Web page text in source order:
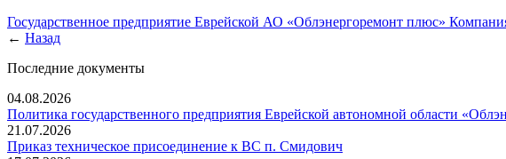
Государственное предприятие Еврейской АО «Облэнергоремонт плюс»
← Назад
Последние документы
04.08.2026
Политика государственного предприятия Еврейской автономной области
21.07.2026
Приказ техническое присоединение к ВС п. Смидович